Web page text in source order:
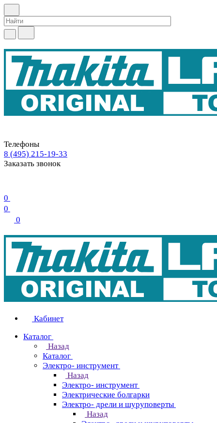
Телефоны
8 (495) 215-19-33
Заказать звонок
0
0
0
Кабинет
Каталог
Назад
Каталог
Электро- инструмент
Назад
Электро- инструмент
Электрические болгарки
Электро- дрели и шуруповерты
Назад